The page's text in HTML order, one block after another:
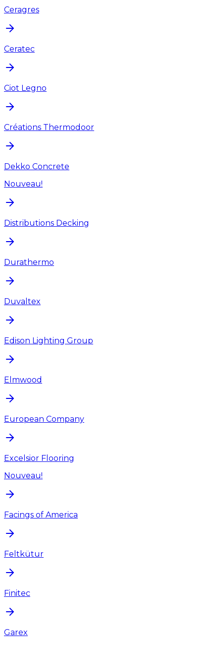
Ceragres
Ceratec
Ciot Legno
Créations Thermodoor
Dekko Concrete
Nouveau!
Distributions Decking
Durathermo
Duvaltex
Edison Lighting Group
Elmwood
European Company
Excelsior Flooring
Nouveau!
Facings of America
Feltkütur
Finitec
Garex